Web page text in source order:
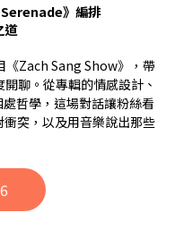
》編排
道
《Zach Sang Show》，帶
聊。從專輯的情感設計、
哲學，這場對話讓粉絲看
突，以及用音樂說出那些